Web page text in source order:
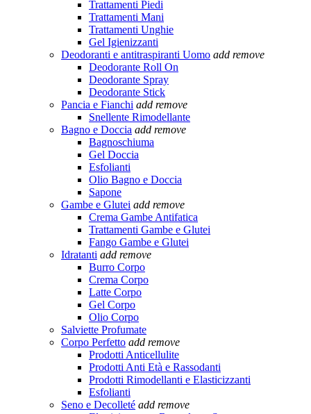
Trattamenti Piedi
Trattamenti Mani
Trattamenti Unghie
Gel Igienizzanti
Deodoranti e antitraspiranti Uomo add remove
Deodorante Roll On
Deodorante Spray
Deodorante Stick
Pancia e Fianchi add remove
Snellente Rimodellante
Bagno e Doccia add remove
Bagnoschiuma
Gel Doccia
Esfolianti
Olio Bagno e Doccia
Sapone
Gambe e Glutei add remove
Crema Gambe Antifatica
Trattamenti Gambe e Glutei
Fango Gambe e Glutei
Idratanti add remove
Burro Corpo
Crema Corpo
Latte Corpo
Gel Corpo
Olio Corpo
Salviette Profumate
Corpo Perfetto add remove
Prodotti Anticellulite
Prodotti Anti Età e Rassodanti
Prodotti Rimodellanti e Elasticizzanti
Esfolianti
Seno e Decolleté add remove